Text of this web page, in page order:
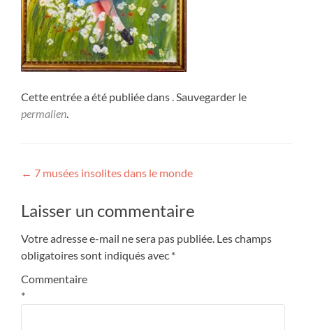
Cette entrée a été publiée dans . Sauvegarder le
permalien.
Navigation
de
l’article
← 7 musées insolites dans le monde
Laisser un commentaire
Votre adresse e-mail ne sera pas publiée. Les champs
obligatoires sont indiqués avec *
Commentaire
*